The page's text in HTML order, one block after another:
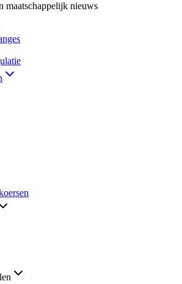
maatschappelijk nieuws